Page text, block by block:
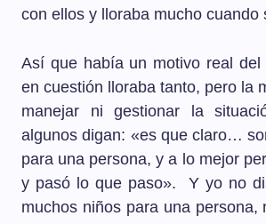
con ellos y lloraba mucho cuando
Así que había un motivo real
en cuestión lloraba tanto, pero la
manejar ni gestionar la
algunos digan: «es que claro…
para una persona, y a lo mejor
y pasó lo que paso». Y yo no
muchos niños para una persona,